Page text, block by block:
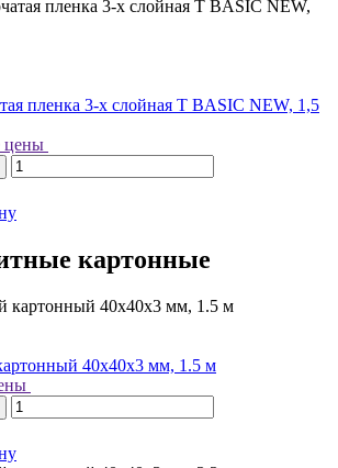
пленка 3-х слойная T BASIC NEW, 1,5
цены
картонные
40х40х3 мм, 1.5 м